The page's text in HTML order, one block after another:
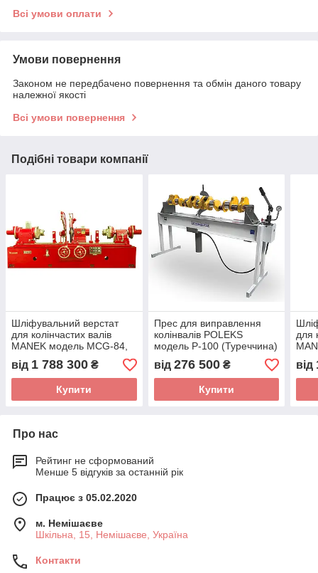
Всі умови оплати
Умови повернення
Законом не передбачено повернення та обмін даного товару
належної якості
Всі умови повернення
Подібні товари компанії
Шліфувальний верстат
для колінчастих валів
MANEK модель MCG-84,
2100 мм (Індія)
від 1 788 300 ₴
Купити
Прес для виправлення
колінвалів POLEKS
модель P-100 (Туреччина)
від 276 500₴
Купити
для
від
Про нас
Рейтинг не сформований
Менше 5 відгуків за останній рік
Працює з 05.02.2020
м. Немішаєве
Шкільна, 15, Немішаєве, Україна
Контакти